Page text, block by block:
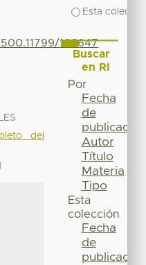
103647
del
Esta
Buscar
en RI
Por
Fecha
de
publicación
Autor
Título
Materia
Tipo
Esta
colección
Fecha
de
publicación